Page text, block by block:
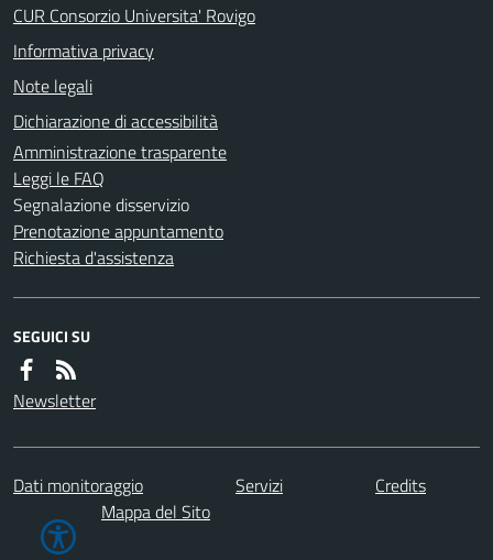
CUR Consorzio Universita' Rovigo
Informativa privacy
Note legali
Dichiarazione di accessibilità
Amministrazione trasparente
Leggi le FAQ
Segnalazione disservizio
Prenotazione appuntamento
Richiesta d'assistenza
SEGUICI SU
Newsletter
Dati monitoraggio Servizi
Credits
Mappa del Sito